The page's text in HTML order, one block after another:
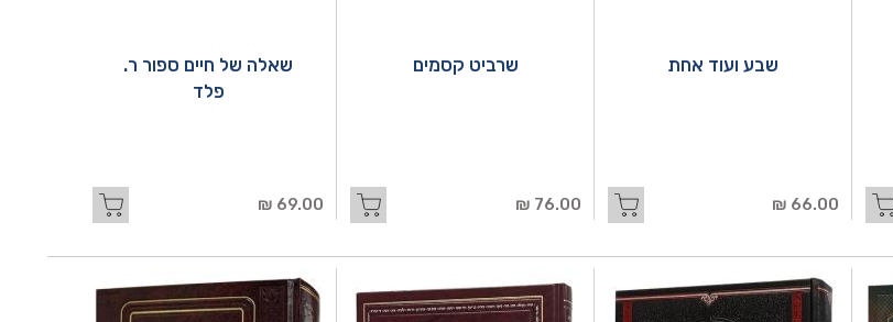
שבע ועוד אחת
66.00 ₪
שרביט קסמים
76.00 ₪
שאלה של חיים ספור ר.
פלד
69.00 ₪